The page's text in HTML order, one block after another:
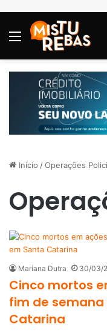
Menu
Início /Operações
Mariana Dutra 30/03/
Cinco mortos
fim de
Catarina